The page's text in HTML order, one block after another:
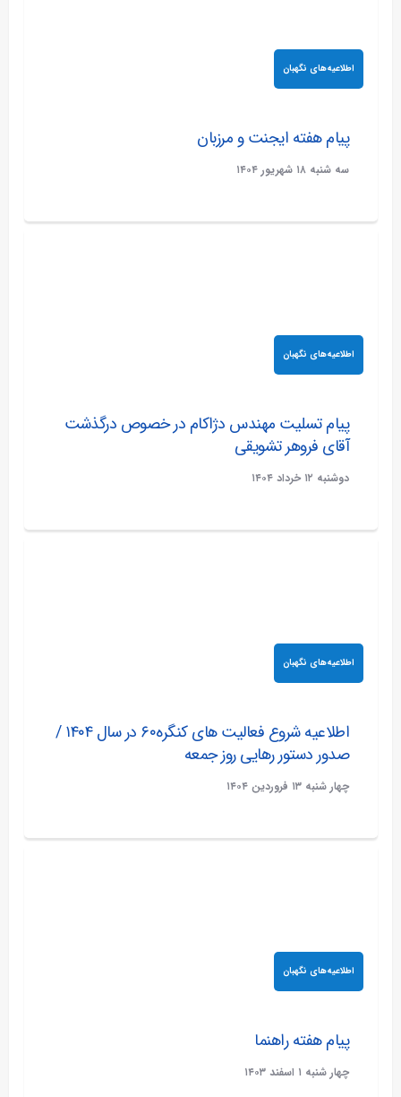
اطلاعیه‌های نگهبان
پیام هفته ایجنت و مرزبان
سه شنبه ۱۸ شهريور ۱۴۰۴
اطلاعیه‌های نگهبان
پیام تسلیت مهندس دژاکام در خصوص درگذشت
آقای فروهر تشویقی
دوشنبه ۱۲ خرداد ۱۴۰۴
اطلاعیه‌های نگهبان
اطلاعیه شروع فعالیت های کنگره۶۰ در سال ۱۴۰۴ /
صدور دستور رهایی روز جمعه
چهار شنبه ۱۳ فروردين ۱۴۰۴
اطلاعیه‌های نگهبان
پیام هفته راهنما
چهار شنبه ۱ اسفند ۱۴۰۳